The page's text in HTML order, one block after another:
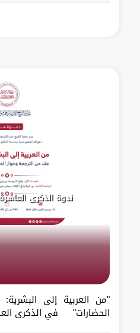
ندوة الذكرى
"من العربية إلى
الحضارات" في الذكرى